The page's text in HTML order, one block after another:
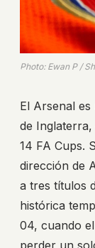
Photo: Ewan P /
El Arsenal
de
14 FA Cups.
dirección de
a tres títulos
histórica
04, cuando
perder un